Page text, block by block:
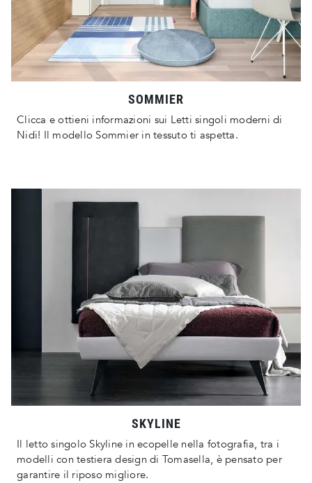
SOMMIER
Clicca e ottieni informazioni sui Letti singoli moderni di
Nidi! Il modello Sommier in tessuto ti aspetta.
SKYLINE
Il letto singolo Skyline in ecopelle nella fotografia, tra i
modelli con testiera design di Tomasella, è pensato per
garantire il riposo migliore.